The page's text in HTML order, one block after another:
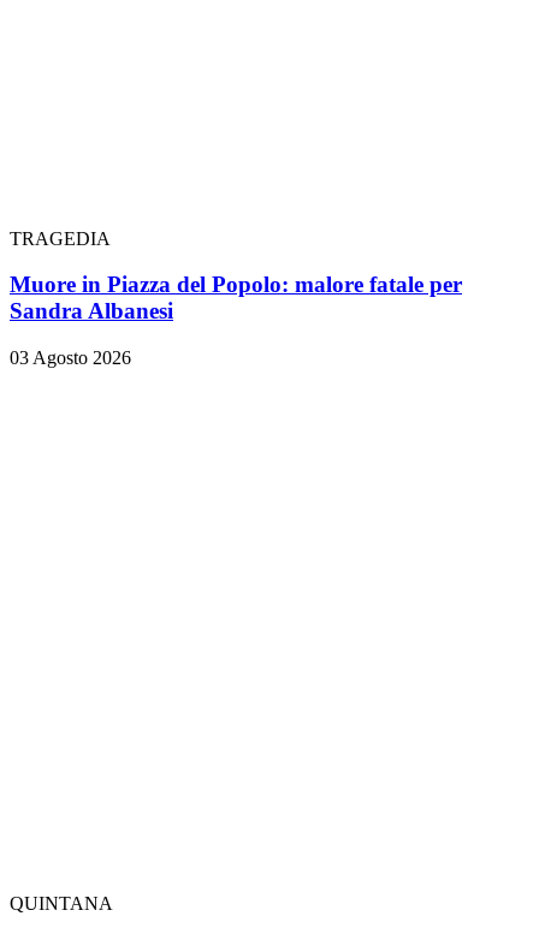
TRAGEDIA
Muore in Piazza del Popolo: malore fatale per
Sandra Albanesi
03 Agosto 2026
QUINTANA